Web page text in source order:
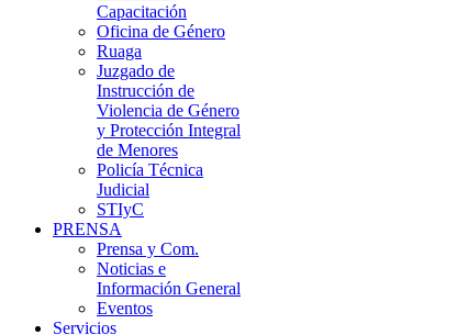
Capacitación
Oficina de Género
Ruaga
Juzgado de
Instrucción de
Violencia de Género
y Protección Integral
de Menores
Policía Técnica
Judicial
STIyC
PRENSA
Prensa y Com.
Noticias e
Información General
Eventos
Servicios